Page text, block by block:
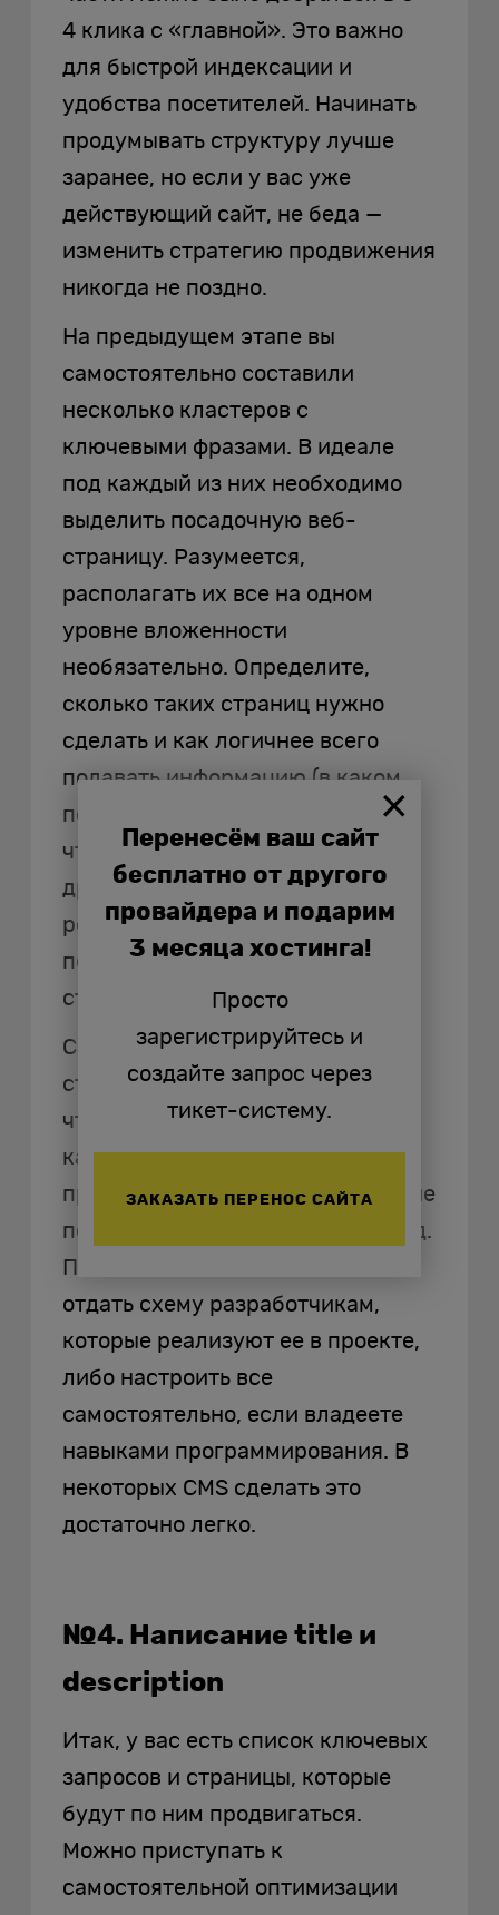
4 клика с «главной». Это важно
для быстрой индексации и
удобства посетителей. Начинать
продумывать структуру лучше
заранее, но если у вас уже
действующий сайт, не беда —
изменить стратегию продвижения
никогда не поздно.
На предыдущем этапе вы
самостоятельно составили
несколько кластеров с
ключевыми фразами. В идеале
под каждый из них необходимо
выделить посадочную веб-
страницу. Разумеется,
располагать их все на одном
уровне вложенности
необязательно. Определите,
сколько таких страниц нужно
сделать и как логичнее всего
подавать информацию (в каком
порядке). Практика показывает,
что эффективнее использовать
древовидную структуру, но
решайте сами. Полезно
подсмотреть организацию веб-
страниц у конкурентов.
Самостоятельная оптимизация
структуры заключается в том,
чтобы схематично обозначить,
какие разделы должны
присутствовать на сайте, на какие
подразделы они расходятся и т. д.
После этого вы можете либо
отдать схему разработчикам,
которые реализуют ее в проекте,
либо настроить все
самостоятельно, если владеете
навыками программирования. В
некоторых CMS сделать это
достаточно легко.
№4. Написание title и
description
Итак, у вас есть список ключевых
запросов и страницы, которые
будут по ним продвигаться.
Можно приступать к
самостоятельной оптимизации
Перенесём ваш сайт
бесплатно от другого
провайдера и подарим
3 месяца хостинга!
Просто
зарегистрируйтесь и
создайте запрос через
тикет-систему.
ЗАКАЗАТЬ ПЕРЕНОС САЙТА